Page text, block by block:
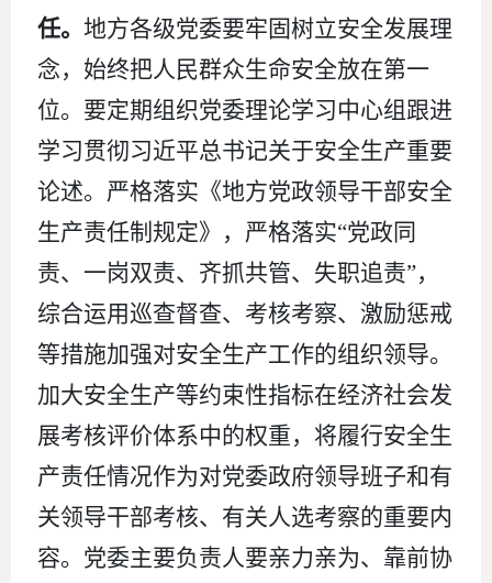
任。 地方各级党委要牢固树立安全发展理
念，始终把人民群众生命安全放在第一
位。要定期组织党委理论学习中心组跟进
学习贯彻习近平总书记关于安全生产重要
论述。严格落实《地方党政领导干部安全
生产责任制规定》，严格落实“党政同
责、一岗双责、齐抓共管、失职追责”，
综合运用巡查督查、考核考察、激励惩戒
等措施加强对安全生产工作的组织领导。
加大安全生产等约束性指标在经济社会发
展考核评价体系中的权重，将履行安全生
产责任情况作为对党委政府领导班子和有
关领导干部考核、有关人选考察的重要内
容。党委主要负责人要亲力亲为、靠前协